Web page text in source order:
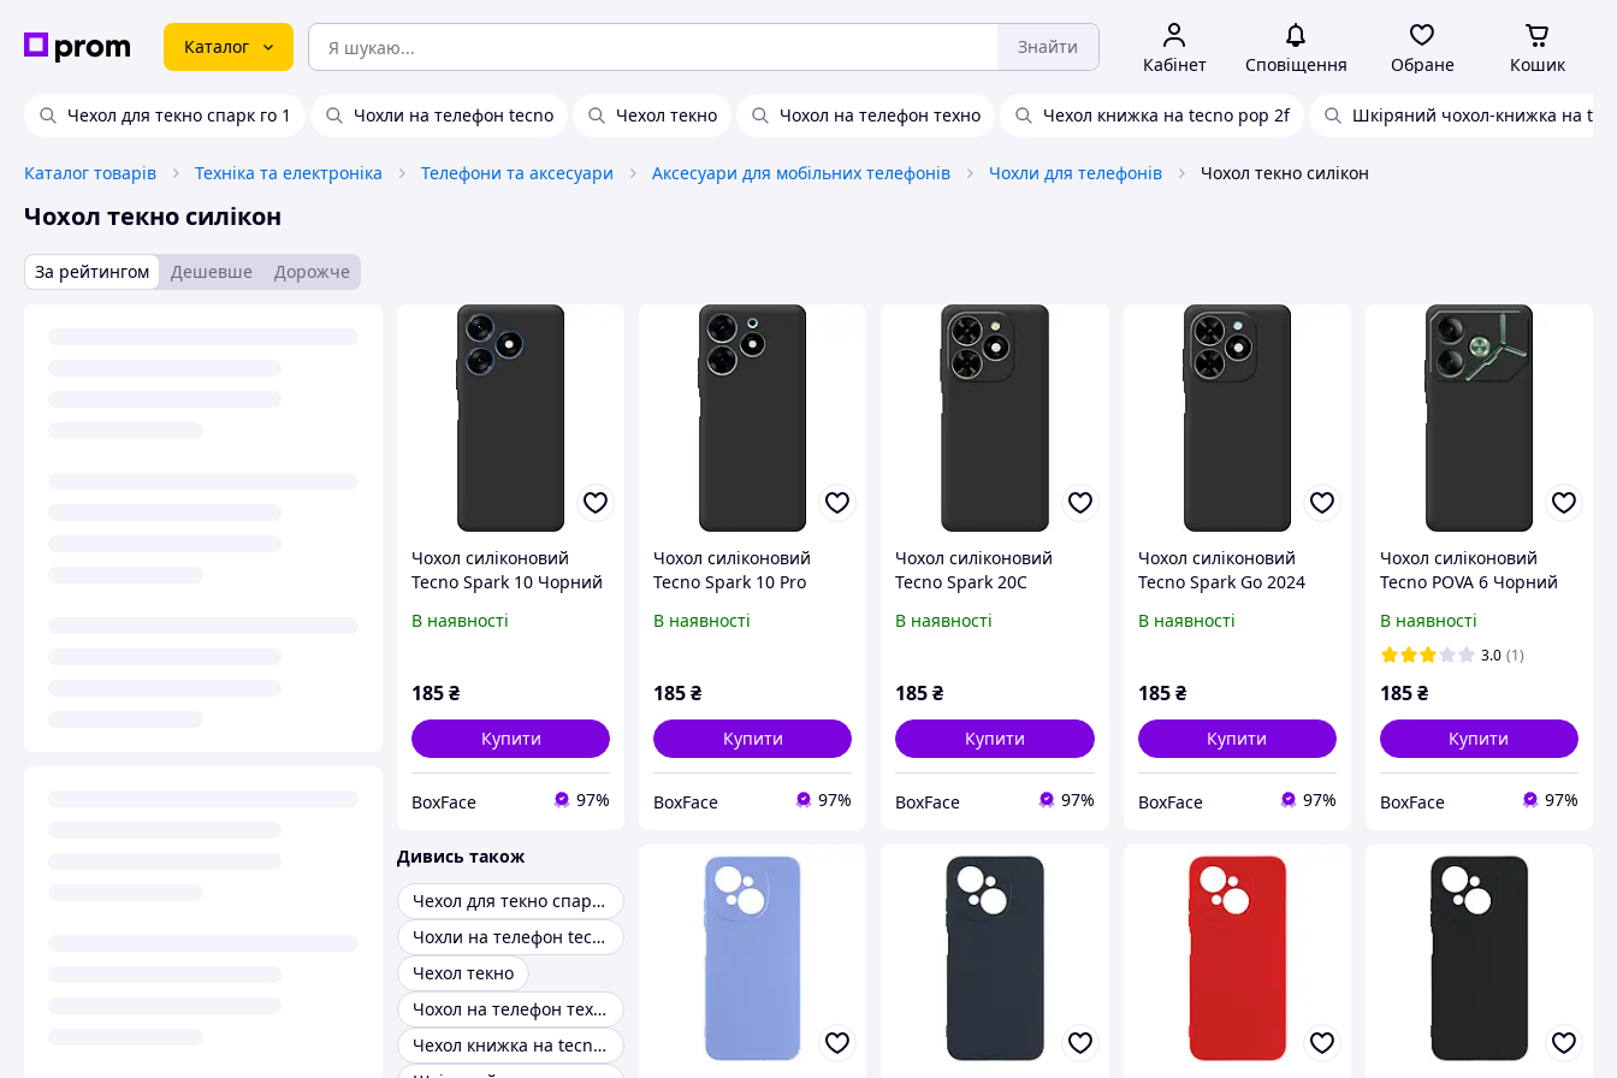
Каталог Знайти
Кабінет Сповіщення Обране Кошик
Чехол для текно спарк го 1 Чохли на телефон tecno Чехол текно Чохол на телефон техно Чехол книжка на tecno pop 2f Шкіряний чохол-книжка на
Каталог товарів Техніка та електроніка Телефони та аксесуари Аксесуари для мобільних телефонів Чохли для телефонів Чохол текно силікон
Чохол текно силікон
За рейтингом Дешевше Дорожче
Чохол силіконовий
Tecno Spark 10 Чорний
В наявності
185₴
Купити
BoxFace 97%
Чохол силіконовий
Tecno Spark 10 Pro
В наявності
185₴
Купити
BoxFace 97%
Чохол силіконовий
Tecno Spark 20C
В наявності
185₴
Купити
BoxFace 97%
Чохол силіконовий
Tecno Spark Go 2024
В наявності
185 ₴
Купити
BoxFace 97%
Чохол силіконовий
Tecno POVA 6 Чорний
В наявності
3.0 (1)
185₴
Купити
BoxFace 97%
Дивись також
Чехол для текно спарк го 1
Чохли на телефон tecno
Чехол текно
Чохол на телефон техно
Чехол книжка на tecno pop 2f